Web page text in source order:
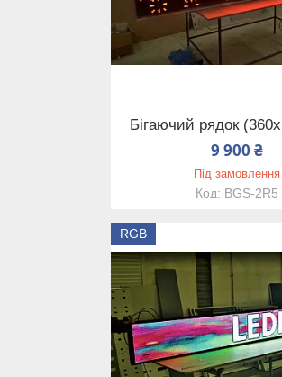
Бігаючий рядок
9 900 ₴
Під замовлення
BGS-2R5
RGB